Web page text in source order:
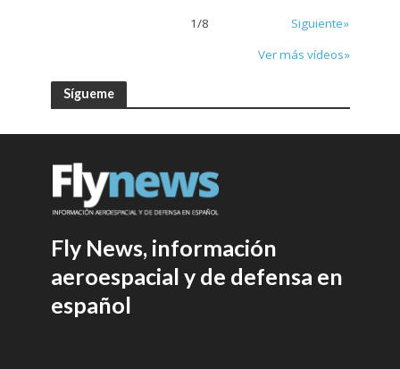
1/8
Siguiente»
Ver más vídeos»
Sígueme
Fly News, información
aeroespacial y de defensa en
español